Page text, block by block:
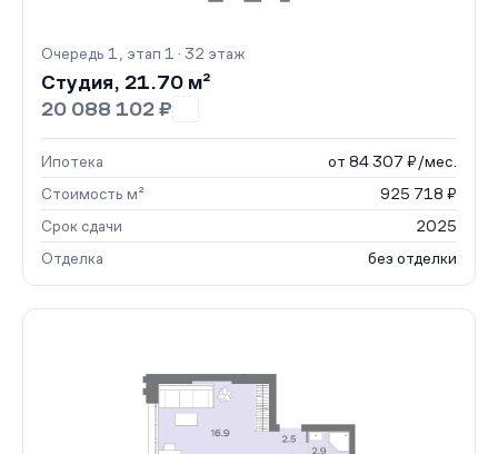
Очередь 1, этап 1 · 32 этаж
Студия, 21.70 м²
20 088 102 ₽
Ипотека
от 84 307 ₽/мес.
Стоимость м²
925 718 ₽
Срок сдачи
2025
Отделка
без отделки